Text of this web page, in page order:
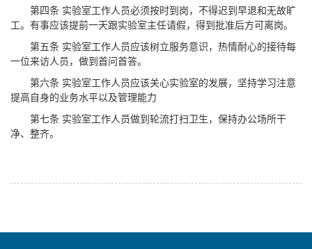
第四条 实验室工作人员必须按时到岗，不得迟到早退和无故旷
工。有事应该提前一天跟实验室主任请假，得到批准后方可离岗。
第五条 实验室工作人员应该树立服务意识，热情耐心的接待每
一位来访人员，做到首问首答。
第六条 实验室工作人员应该关心实验室的发展，坚持学习注意
提高自身的业务水平以及管理能力
第七条 实验室工作人员做到轮流打扫卫生，保持办公场所干
净、整齐。